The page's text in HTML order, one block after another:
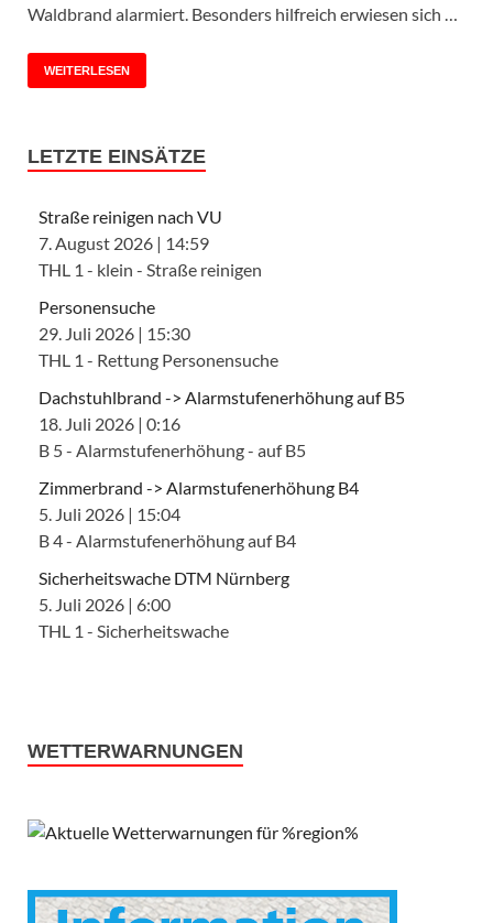
Waldbrand alarmiert. Besonders hilfreich erwiesen sich …
WEITERLESEN
LETZTE EINSÄTZE
Straße reinigen nach VU
7. August 2026 | 14:59
THL 1 - klein - Straße reinigen
Personensuche
29. Juli 2026 | 15:30
THL 1 - Rettung Personensuche
Dachstuhlbrand -> Alarmstufenerhöhung auf B5
18. Juli 2026 | 0:16
B 5 - Alarmstufenerhöhung - auf B5
Zimmerbrand -> Alarmstufenerhöhung B4
5. Juli 2026 | 15:04
B 4 - Alarmstufenerhöhung auf B4
Sicherheitswache DTM Nürnberg
5. Juli 2026 | 6:00
THL 1 - Sicherheitswache
WETTERWARNUNGEN